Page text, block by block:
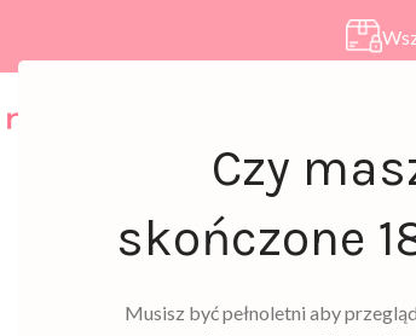
Czy
skończone
Musisz być pełnoletni aby